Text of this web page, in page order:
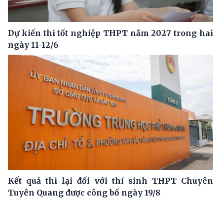
Dự kiến thi tốt nghiệp THPT năm 2027 trong hai
ngày 11-12/6
Kết quả thi lại đối với thí sinh THPT Chuyên
Tuyên Quang được công bố ngày 19/8